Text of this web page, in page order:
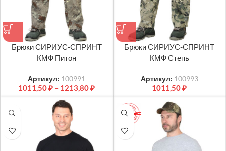
Брюки СИРИУС-СПРИНТ
КМФ Питон
Артикул: 100991
1011,50₽ – 1213,80₽
Брюки СИРИУС-СПРИНТ
КМФ Степь
Артикул: 100993
1011,50₽